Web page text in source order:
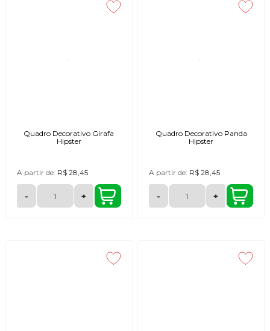
Quadro Decorativo Girafa
Hipster
A partir de: R$ 28,45
- +
Quadro Decorativo Panda
Hipster
A partir de: R$ 28,45
- +